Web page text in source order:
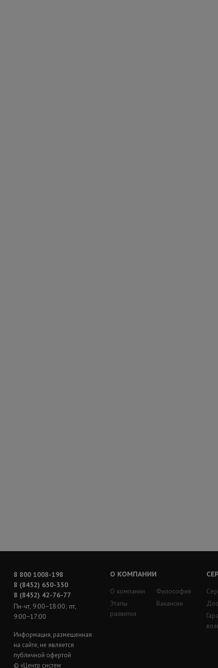
8 800 1008-198
8 (8452) 650-350
8 (8452) 42-76-77
Пн-чт, 9:00−18:00; пт,
9:00−17:00
Информация, размещенная
на сайте, не является
публичной офертой
© «Центр систем
О КОМПАНИИ
О компании
Этапы
развития
Философия
Вакансии